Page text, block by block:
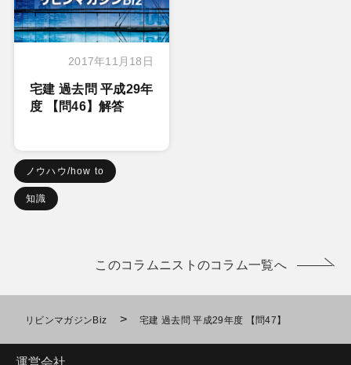
2017年11月18日
宅建 過去問 平成29年
度 【問46】解答
ノウハウ/how to
知識
このコラムニストのコラム一覧へ
リビンマガジンBiz > 宅建 過去問 平成29年度 【問47】